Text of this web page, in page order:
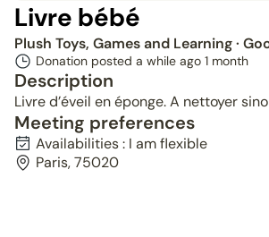
Livre bébé
Plush Toys, Games and Learning·
Donation posted a while ago 1 month
Description
Livre d’éveil en éponge. A nettoyer
Meeting preferences
Availabilities : I am flexible
Paris, 75020